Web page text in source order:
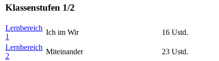
Klassenstufen 1/2
Lernbereich
1
Ich im Wir
16 Ustd.
Lernbereich
2
Miteinander
23 Ustd.